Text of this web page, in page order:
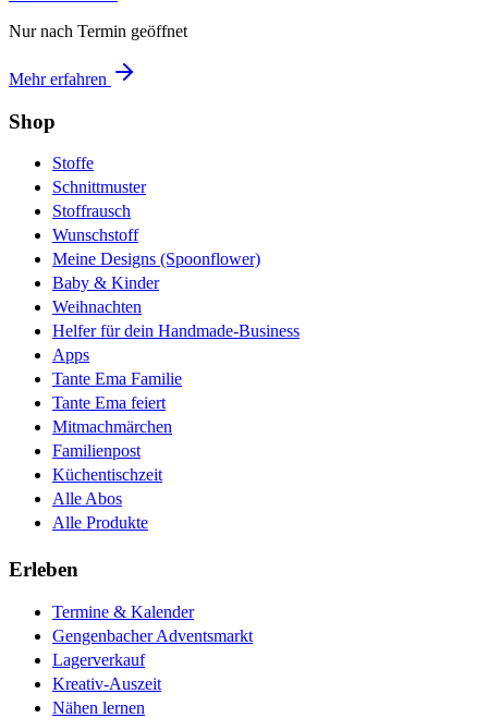
Nur nach Termin geöffnet
Mehr erfahren
Shop
Stoffe
Schnittmuster
Stoffrausch
Wunschstoff
Meine Designs (Spoonflower)
Baby & Kinder
Weihnachten
Helfer für dein Handmade-Business
Apps
Tante Ema Familie
Tante Ema feiert
Mitmachmärchen
Familienpost
Küchentischzeit
Alle Abos
Alle Produkte
Erleben
Termine & Kalender
Gengenbacher Adventsmarkt
Lagerverkauf
Kreativ-Auszeit
Nähen lernen